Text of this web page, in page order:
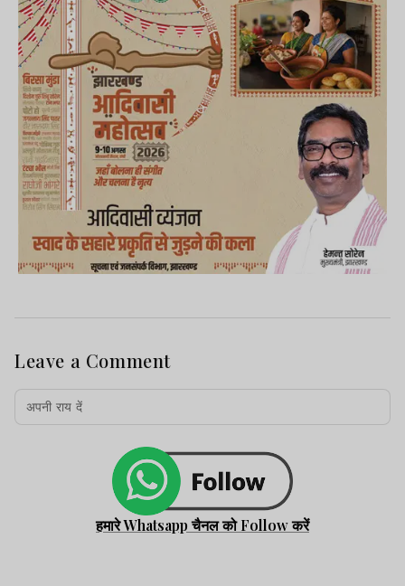
Leave a Comment
हमारे Whatsapp चैनल को Follow करें